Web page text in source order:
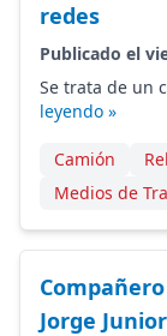
redes
Publicado el
Se trata de un
leyendo »
Camión
Medios de
Jorge